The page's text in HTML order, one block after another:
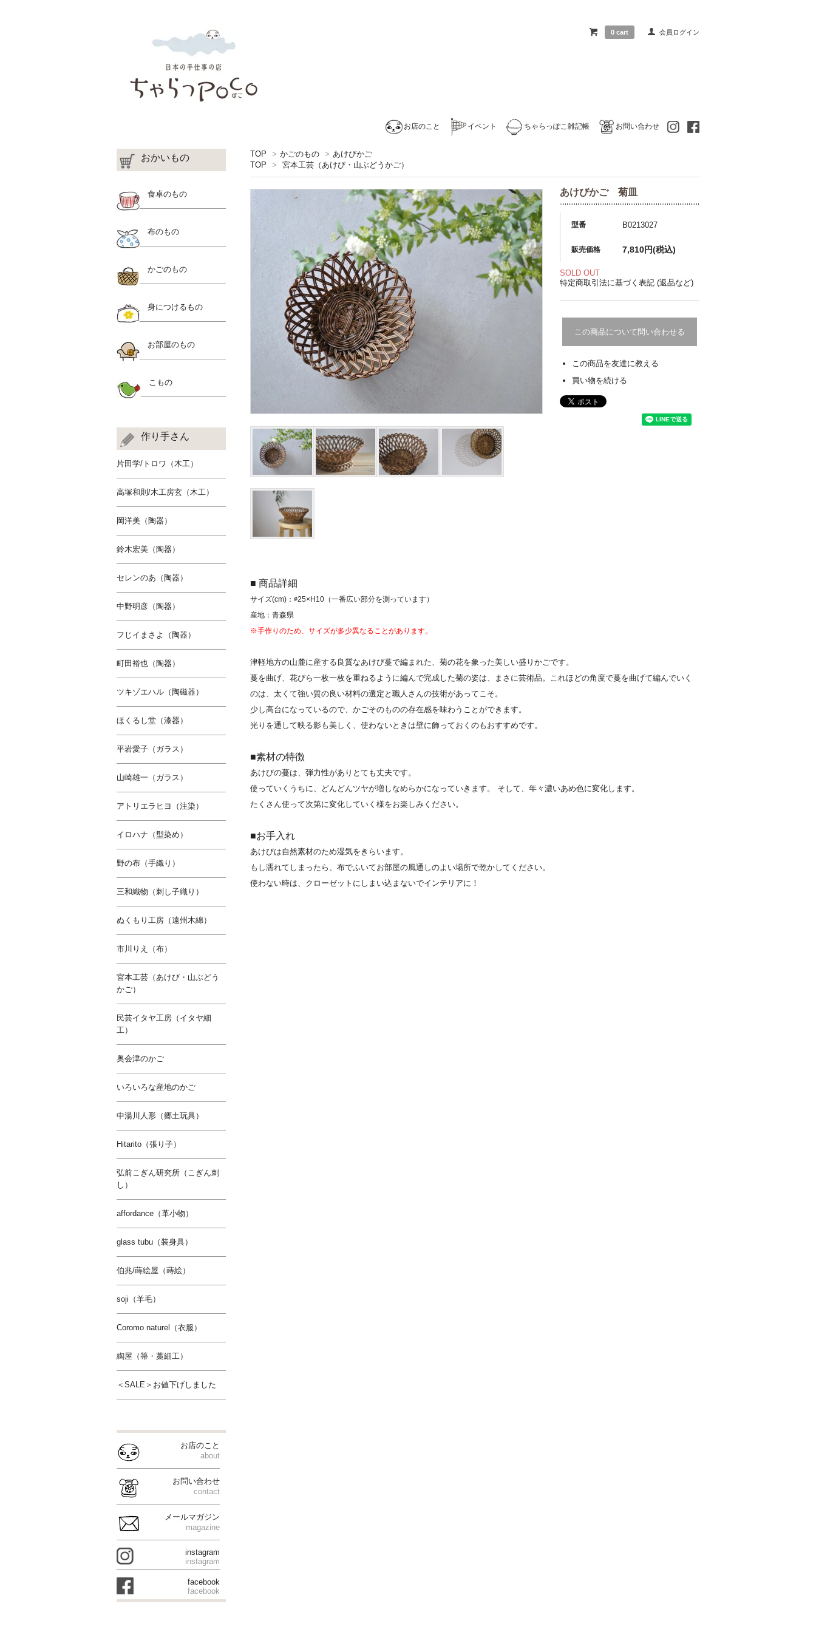
会員ログイン
0 cart
お店のこと イベント ちゃらっぽこ雑記帳 お問い合わせ
TOP > かごのもの > あけびかご
TOP
> 宮本工芸（あけび・山ぶどうかご）
あけびかご 菊皿
型番 B0213027
販売価格 7,810円(税込)
SOLD OUT
特定商取引法に基づく表記 (返品など)
この商品について問い合わせる
この商品を友達に教える
買い物を続ける
■ 商品詳細
サイズ(cm)：∅25×H10（一番広い部分を測っています）
産地：青森県
※手作りのため、サイズが多少異なることがあります。
津軽地方の山麓に産する良質なあけび蔓で編まれた、菊の花を象った美しい盛りかごです。
蔓を曲げ、花びら一枚一枚を重ねるように編んで完成した菊の姿は、まさに芸術品。これほどの角度で蔓を曲げて編んでいく
のは、太くて強い質の良い材料の選定と職人さんの技術があってこそ。
少し高台になっているので、かごそのものの存在感を味わうことができます。
光りを通して映る影も美しく、使わないときは壁に飾っておくのもおすすめです。
■素材の特徴
あけびの蔓は、弾力性がありとても丈夫です。
使っていくうちに、どんどんツヤが増しなめらかになっていきます。 そして、年々濃いあめ色に変化します。
たくさん使って次第に変化していく様をお楽しみください。
■お手入れ
あけびは自然素材のため湿気をきらいます。
もし濡れてしまったら、布でふいてお部屋の風通しのよい場所で乾かしてください。
使わない時は、クローゼットにしまい込まないでインテリアに！
おかいもの
食卓のもの
布のもの
かごのもの
身につけるもの
お部屋のもの
こもの
作り手さん
片田学/トロワ（木工）
高塚和則/木工房玄（木工）
岡洋美（陶器）
鈴木宏美（陶器）
セレンのあ（陶器）
中野明彦（陶器）
フじイまさよ（陶器）
町田裕也（陶器）
ツキゾエハル（陶磁器）
ほくるし堂（漆器）
平岩愛子（ガラス）
山崎雄一（ガラス）
アトリエラヒヨ（注染）
イロハナ（型染め）
野の布（手織り）
三和織物（刺し子織り）
ぬくもり工房（遠州木綿）
市川りえ（布）
宮本工芸（あけび・山ぶどう
かご）
民芸イタヤ工房（イタヤ細
工）
奥会津のかご
いろいろな産地のかご
中湯川人形（郷土玩具）
Hitarito（張り子）
弘前こぎん研究所（こぎん刺
し）
affordance（革小物）
glass tubu（装身具）
伯兆/蒔絵屋（蒔絵）
soji（羊毛）
Coromo naturel（衣服）
綯屋（箒・藁細工）
＜SALE＞お値下げしました
お店のこと
about
お問い合わせ
contact
メールマガジン
magazine
instagram
instagram
facebook
facebook